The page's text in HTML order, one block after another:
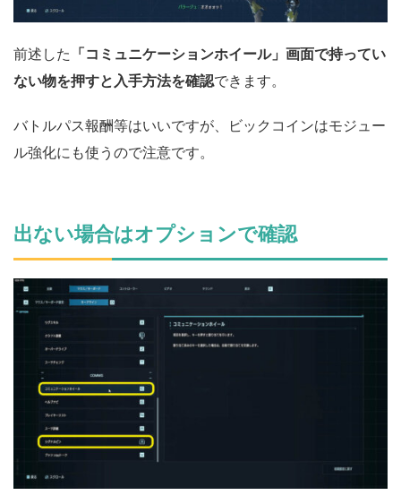
前述した 「コミュニケーションホイール」画面で持ってい
ない物を押すと入手方法を確認できます。
バトルパス報酬等はいいですが、ビックコインはモジュー
ル強化にも使うので注意です。
出ない場合はオプションで確認